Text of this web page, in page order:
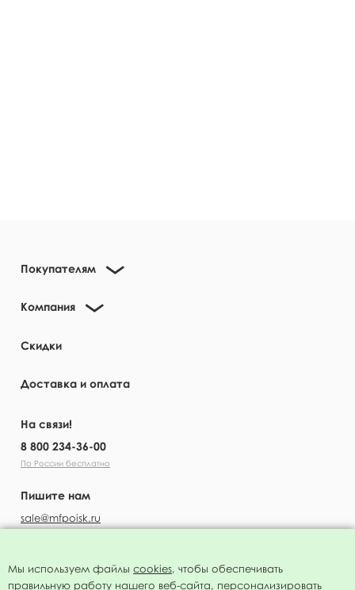
Покупателям
Компания
Скидки
Доставка и оплата
На связи!
8 800 234-36-00
По России бесплатно
Пишите нам
sale@mfpoisk.ru
УЗНАВАЙТЕ ПЕРВЫМИ О НОВОСТЯХ
Мы используем файлы cookies, чтобы обеспечивать
правильную работу нашего веб-сайта, персонализировать